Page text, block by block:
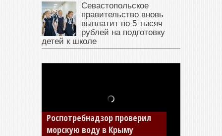
Севастопольское
правительство вновь
выплатит по 5 тысяч
рублей на подготовку
детей к школе
В Крыму у жителя Саки
изъяли автомобиль —
накопил долги по штрафам
ГИБДД